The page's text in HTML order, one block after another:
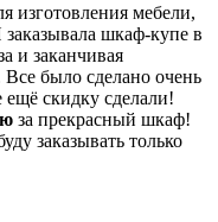
изготовления мебели,
шкаф-купе в
и заканчивая
было сделано очень
скидку сделали!
за прекрасный шкаф!
заказывать только